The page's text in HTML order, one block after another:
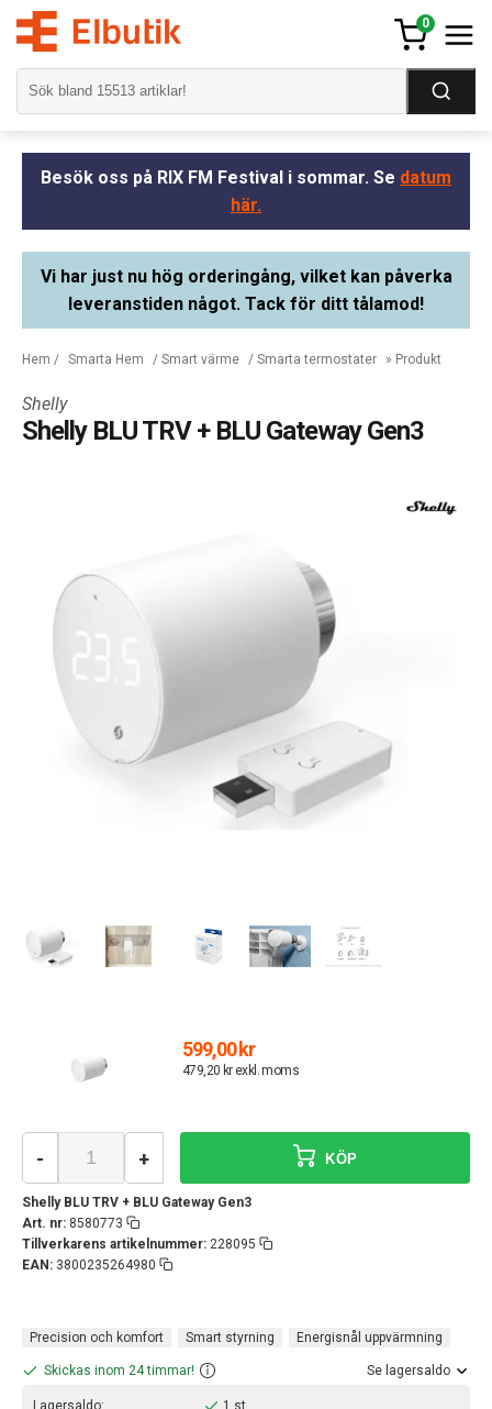
0
Besök oss på RIX FM Festival i sommar. Se datum
här.
Vi har just nu hög orderingång, vilket kan påverka
leveranstiden något. Tack för ditt tålamod!
Hem / Smarta Hem / Smart värme / Smarta termostater » Produkt
Shelly
Shelly BLU TRV + BLU Gateway Gen3
599,00 kr
479,20 kr exkl. moms
Shelly BLU TRV + BLU Gateway Gen3
Art. nr: 8580773
Tillverkarens artikelnummer: 228095
EAN: 3800235264980
- + KÖP
Precision och komfort Smart styrning Energisnål uppvärmning
Skickas inom 24 timmar! Se lagersaldo
Lagersaldo:
1 st